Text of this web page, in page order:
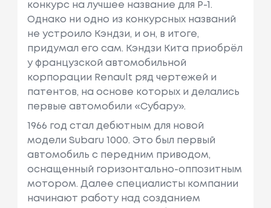
конкурс на лучшее название для P-1.
Однако ни одно из конкурсных названий
не устроило Кэндзи, и он, в итоге,
придумал его сам. Кэндзи Кита приобрёл
у французской автомобильной
корпорации Renault ряд чертежей и
патентов, на основе которых и делались
первые автомобили «Субару».
1966 год стал дебютным для новой
модели Subaru 1000. Это был первый
автомобиль с передним приводом,
оснащенный горизонтально-оппозитным
мотором. Далее специалисты компании
начинают работу над созданием